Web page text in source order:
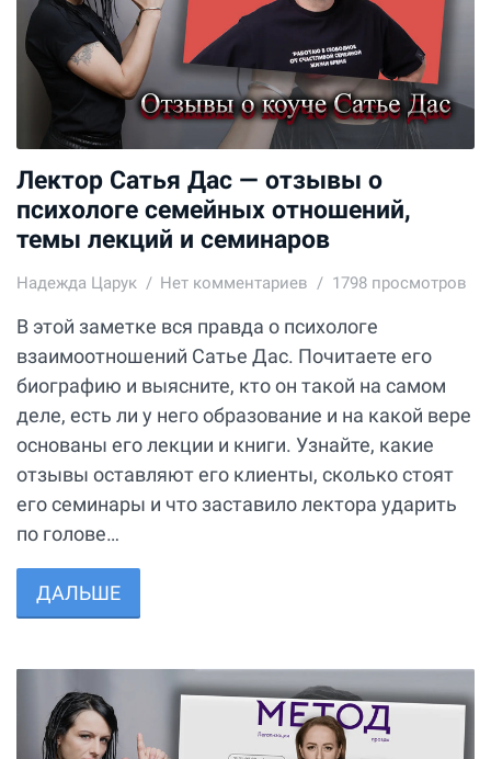
Лектор Сатья Дас — отзывы о
психологе семейных отношений,
темы лекций и семинаров
Надежда Царук Нет комментариев 1798 просмотров
В этой заметке вся правда о психологе
взаимоотношений Сатье Дас. Почитаете его
биографию и выясните, кто он такой на самом
деле, есть ли у него образование и на какой вере
основаны его лекции и книги. Узнайте, какие
отзывы оставляют его клиенты, сколько стоят
его семинары и что заставило лектора ударить
по голове…
ДАЛЬШЕ